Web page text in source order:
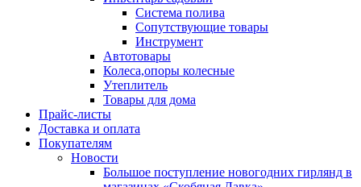
Система полива
Сопутствующие товары
Инструмент
Автотовары
Колеса,опоры колесные
Утеплитель
Товары для дома
Прайс-листы
Доставка и оплата
Покупателям
Новости
Большое поступление новогодних гирлянд в